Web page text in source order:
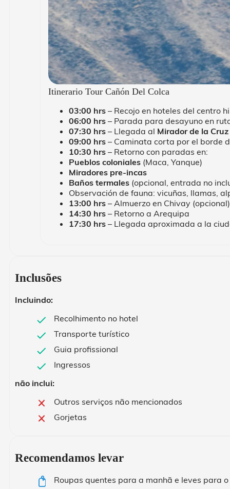
Itinerario Tour Cañón Del Colca
03:00 hrs – Recojo en hoteles del centro
06:00 hrs – Parada para desayuno en
07:30 hrs – Llegada al Mirador de la
09:00 hrs – Caminata corta por el borde
10:30 hrs – Retorno con paradas en:
Pueblos coloniales (Maca, Yanque)
Miradores pre-incas
Baños termales (opcional, entrada no
Observación de fauna: vicuñas, llamas,
13:00 hrs – Almuerzo en Chivay (opcional)
14:30 hrs – Retorno a Arequipa
17:30 hrs – Llegada aproximada a la
Inclusões
Incluindo:
Recolhimento no hotel
Transporte turístico
Guia profissional
Ingressos
não inclui:
Outros serviços não mencionados
Gorjetas
Recomendamos levar
Roupas quentes para a manhã e leves para